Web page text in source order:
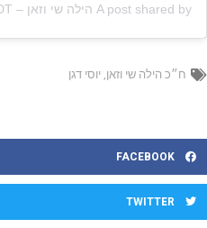
A post shared by הילה שי וזאן – Hila Shay Vazan
ח״כ הילה שי וזאן, יוסי דגן
FACEBOOK
TWITTER